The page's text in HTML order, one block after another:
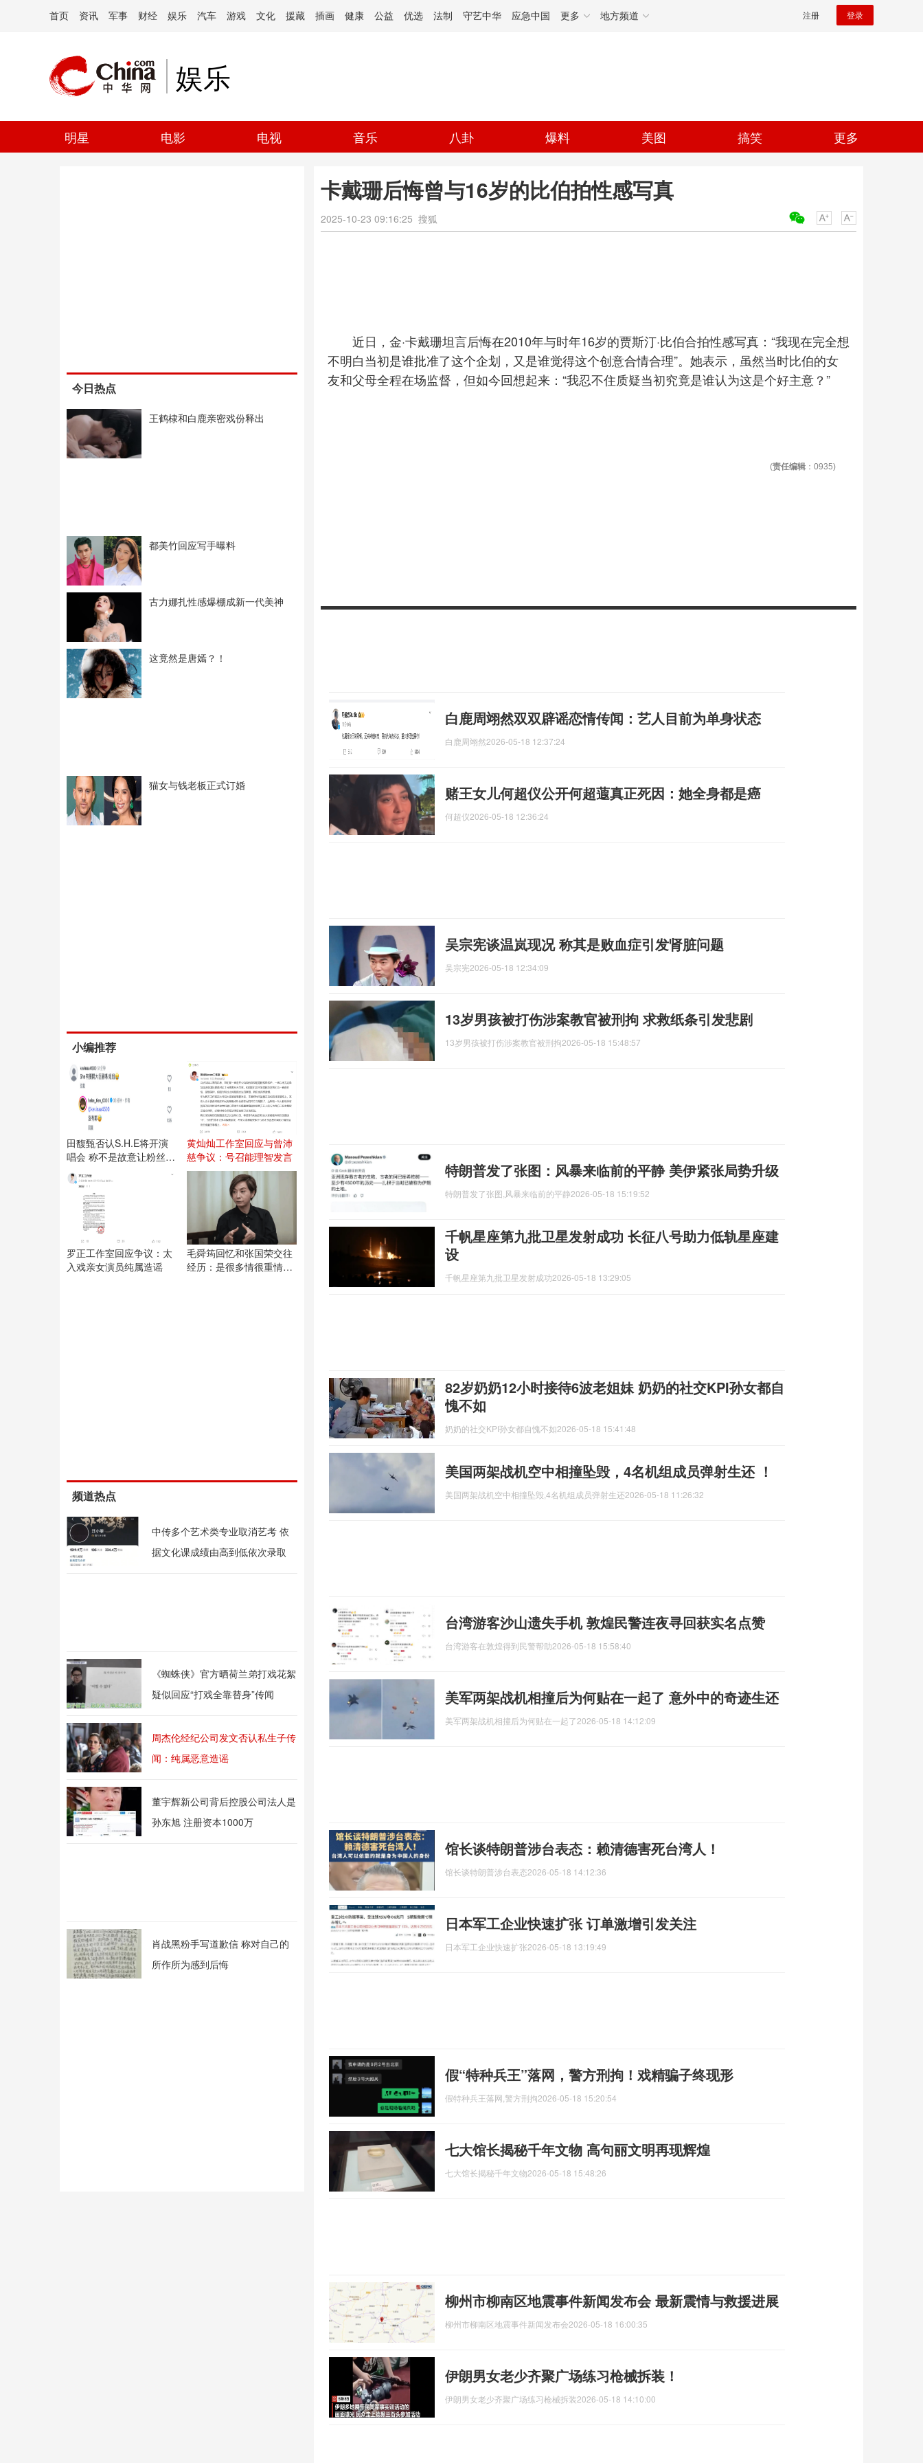
首页 资讯 军事 财经 娱乐 汽车 游戏 文化 援藏 插画 健康 公益 优选 法制 守艺中华 应急中国 更多 地方频道 注册 登录
娱乐
明星 电影 电视 音乐 八卦 爆料 美图 搞笑 更多
今日热点
王鹤棣和白鹿亲密戏份释出
都美竹回应写手曝料
古力娜扎性感爆棚成新一代美神
这竟然是唐嫣？！
猫女与钱老板正式订婚
小编推荐
田馥甄否认S.H.E将开演
唱会 称不是故意让粉丝失
望
黄灿灿工作室回应与曾沛
慈争议：号召能理智发言
罗正工作室回应争议：太
入戏亲女演员纯属造谣
毛舜筠回忆和张国荣交往
经历：是很多情很重情的
频道热点
中传多个艺术类专业取消艺考 依
据文化课成绩由高到低依次录取
《蜘蛛侠》官方晒荷兰弟打戏花絮
疑似回应“打戏全靠替身”传闻
周杰伦经纪公司发文否认私生子传
闻：纯属恶意造谣
董宇辉新公司背后控股公司法人是
孙东旭 注册资本1000万
肖战黑粉手写道歉信 称对自己的
所作所为感到后悔
卡戴珊后悔曾与16岁的比伯拍性感写真
2025-10-23 09:16:25 搜狐
近日，金·卡戴珊坦言后悔在2010年与时年16岁的贾斯汀·比伯合拍性感写真：“我现在完全想
不明白当初是谁批准了这个企划，又是谁觉得这个创意合情合理”。她表示，虽然当时比伯的女
友和父母全程在场监督，但如今回想起来：“我忍不住质疑当初究竟是谁认为这是个好主意？”
(责任编辑 ：0935)
白鹿周翊然双双辟谣恋情传闻：艺人目前为单身状态
白鹿周翊然2026-05-18 12:37:24
赌王女儿何超仪公开何超蕸真正死因：她全身都是癌
何超仪2026-05-18 12:36:24
吴宗宪谈温岚现况 称其是败血症引发肾脏问题
吴宗宪2026-05-18 12:34:09
13岁男孩被打伤涉案教官被刑拘 求救纸条引发悲剧
13岁男孩被打伤涉案教官被刑拘2026-05-18 15:48:57
特朗普发了张图：风暴来临前的平静 美伊紧张局势升级
特朗普发了张图,风暴来临前的平静2026-05-18 15:19:52
千帆星座第九批卫星发射成功 长征八号助力低轨星座建
设
千帆星座第九批卫星发射成功2026-05-18 13:29:05
82岁奶奶12小时接待6波老姐妹 奶奶的社交KPI孙女都自
愧不如
奶奶的社交KPI孙女都自愧不如2026-05-18 15:41:48
美国两架战机空中相撞坠毁，4名机组成员弹射生还 ！
美国两架战机空中相撞坠毁,4名机组成员弹射生还2026-05-18 11:26:32
台湾游客沙山遗失手机 敦煌民警连夜寻回获实名点赞
台湾游客在敦煌得到民警帮助2026-05-18 15:58:40
美军两架战机相撞后为何贴在一起了 意外中的奇迹生还
美军两架战机相撞后为何贴在一起了2026-05-18 14:12:09
馆长谈特朗普涉台表态：赖清德害死台湾人！
馆长谈特朗普涉台表态2026-05-18 14:12:36
日本军工企业快速扩张 订单激增引发关注
日本军工企业快速扩张2026-05-18 13:19:49
假“特种兵王”落网，警方刑拘！戏精骗子终现形
假特种兵王落网,警方刑拘2026-05-18 15:20:54
七大馆长揭秘千年文物 高句丽文明再现辉煌
七大馆长揭秘千年文物2026-05-18 15:48:26
柳州市柳南区地震事件新闻发布会 最新震情与救援进展
柳州市柳南区地震事件新闻发布会2026-05-18 16:00:35
伊朗男女老少齐聚广场练习枪械拆装！
伊朗男女老少齐聚广场练习枪械拆装2026-05-18 14:10:00